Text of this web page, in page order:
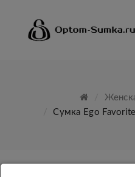
Сумка Ego